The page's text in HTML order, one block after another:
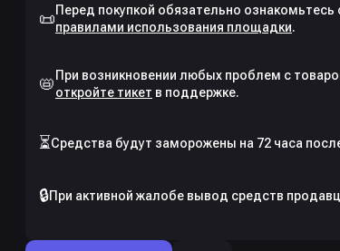
📜правилами использования площадки
📛откройте тикет
⏳Средства будут заморожены на 72 часа
🔒При активной жалобе вывод средств